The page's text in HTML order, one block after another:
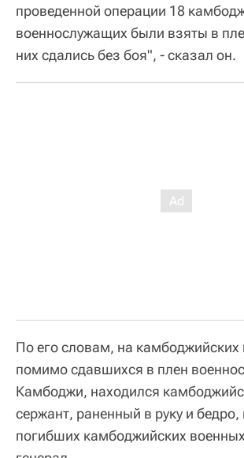
проведенной операции 18
военнослужащих были взяты в
них сдались без боя", - сказал он.
По его словам, на камбоджийских
помимо сдавшихся в плен
Камбоджи, находился
сержант, раненный в руку и бедро,
погибших камбоджийских